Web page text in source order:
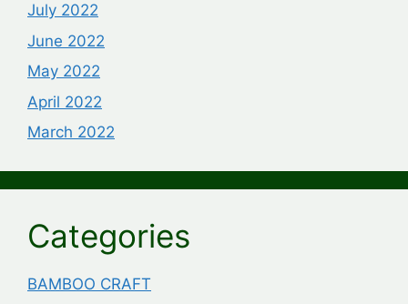
July 2022
June 2022
May 2022
April 2022
March 2022
Categories
BAMBOO CRAFT